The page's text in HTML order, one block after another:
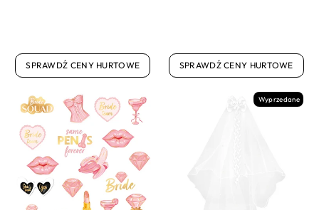
SPRAWDŹ CENY HURTOWE SPRAWDŹ CENY HURTOWE
Wyprzedane